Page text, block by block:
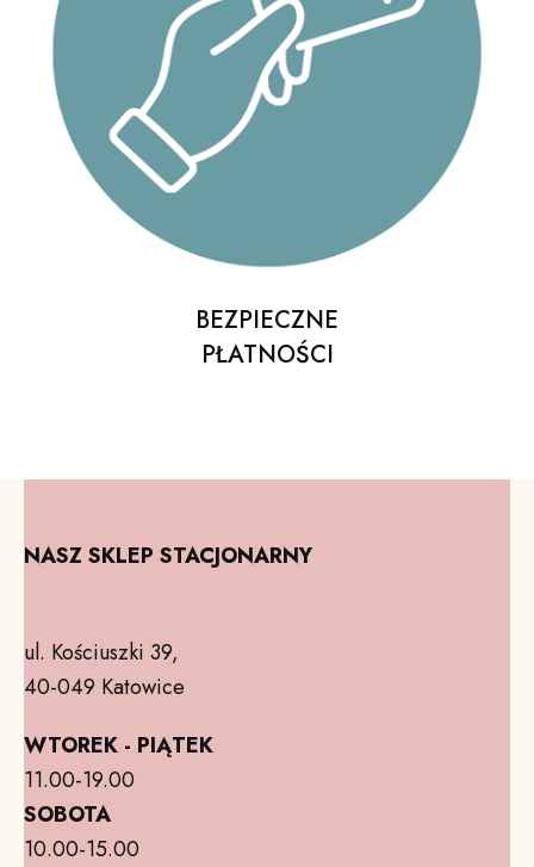
BEZPIECZNE
PŁATNOŚCI
NASZ SKLEP STACJONARNY
ul. Kościuszki 39,
40-049 Katowice
WTOREK - PIĄTEK
11.00-19.00
SOBOTA
10.00-15.00